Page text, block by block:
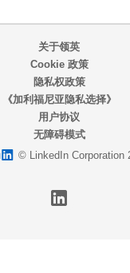
关于领英
Cookie 政策
隐私权政策
《加利福尼亚隐私选择》
用户协议
无障碍模式
logo© LinkedIn Corporation